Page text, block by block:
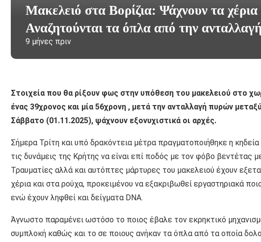
Μακελειό στα Βορίζια: Ψάχνουν τα χέρια
Αναζητούνται τα όπλα από την
9 μήνες πριν
Στοιχεία που θα ρίξουν φως στην υπόθεση του μακελειού στο
ένας 39χρονος και μία 56χρονη , μετά την ανταλλαγή πυρών
Σάββατο (01.11.2025), ψάχνουν εξονυχιστικά οι αρχές.
Σήμερα Τρίτη και υπό δρακόντεια μέτρα πραγματοποιήθηκε η
τις δυνάμεις της Κρήτης να είναι επί ποδός με τον φόβο βεντέτας
Τραυματίες αλλά και αυτόπτες μάρτυρες του μακελειού έχουν
χέρια και στα ρούχα, προκειμένου να εξακριβωθεί εργαστηριακά
ενώ έχουν ληφθεί και δείγματα DNA.
Άγνωστο παραμένει ωστόσο το ποιος έβαλε τον εκρηκτικό
συμπλοκή καθώς και το σε ποιους ανήκαν τα όπλα από τα οποία